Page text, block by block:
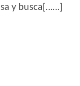
y busca[……]